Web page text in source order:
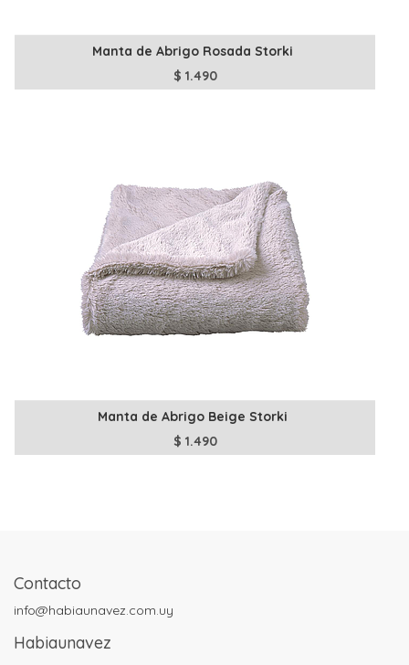
Manta de Abrigo Rosada Storki
$ 1.490
Manta de Abrigo Beige Storki
$ 1.490
Contacto
info@habiaunavez.com.uy
Habiaunavez